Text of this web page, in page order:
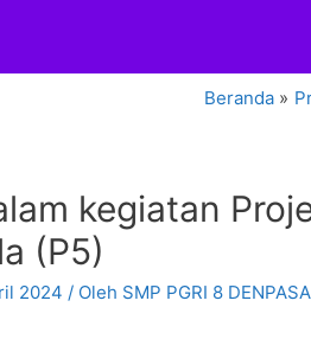
Beranda
kegiatan
(P5)
2024 / Oleh SMP PGRI 8